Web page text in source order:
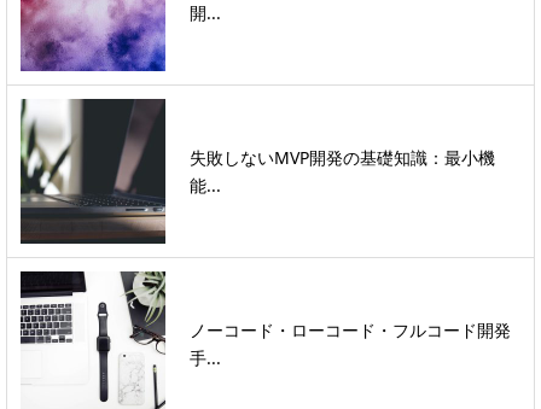
開...
失敗しないMVP開発の基礎知識：最小機
能...
ノーコード・ローコード・フルコード開発
手...